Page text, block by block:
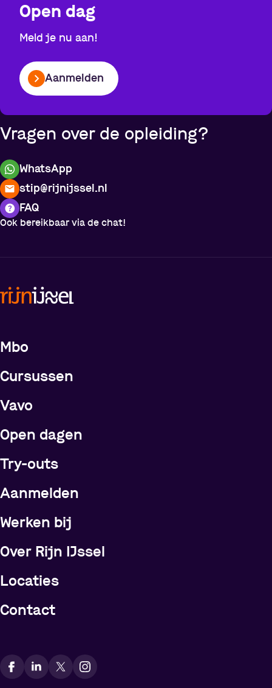
Open dag
Meld je nu aan!
Aanmelden
Vragen over de opleiding?
WhatsApp
stip@rijnijssel.nl
FAQ
Ook bereikbaar via de chat!
Meer over de opleidingen
Mbo
Cursussen
Vavo
Open dagen
Try-outs
Meer over Rijn IJssel
Aanmelden
Werken bij
Over Rijn IJssel
Locaties
Contact
Vindt ons op social media